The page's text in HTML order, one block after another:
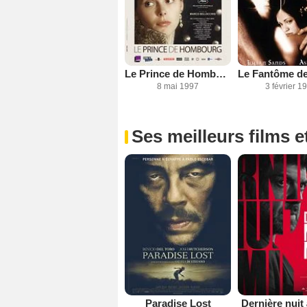
Le Prince de Hombourg
8 mai 1997 3 février
Ses meilleurs films
Paradise Lost Dernière nuit